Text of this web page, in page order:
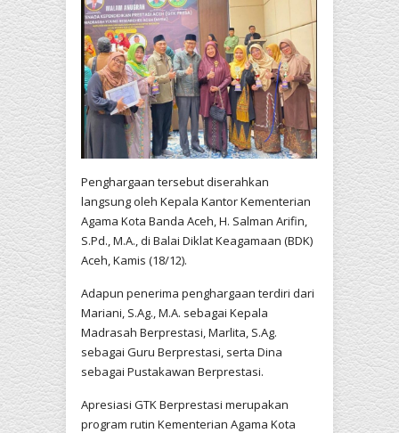
Penghargaan tersebut diserahkan
langsung oleh Kepala Kantor Kementerian
Agama Kota Banda Aceh, H. Salman Arifin,
S.Pd., M.A., di Balai Diklat Keagamaan (BDK)
Aceh, Kamis (18/12).
Adapun penerima penghargaan terdiri dari
Mariani, S.Ag., M.A. sebagai Kepala
Madrasah Berprestasi, Marlita, S.Ag.
sebagai Guru Berprestasi, serta Dina
sebagai Pustakawan Berprestasi.
Apresiasi GTK Berprestasi merupakan
program rutin Kementerian Agama Kota